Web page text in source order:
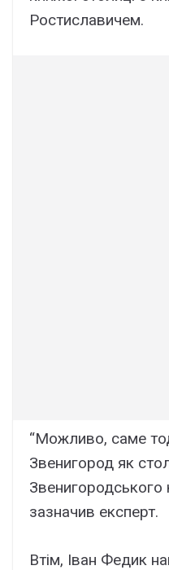
Ростиславичем.
“Можливо, саме
Звенигород як
Звенигородського
зазначив експерт.
Втім, Іван Федик